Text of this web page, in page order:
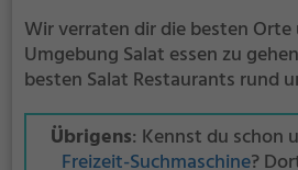
Wir verraten dir die besten Orte
Umgebung Salat essen zu
besten Salat Restaurants rund
Übrigens: Kennst du schon
Freizeit-Suchmaschine?